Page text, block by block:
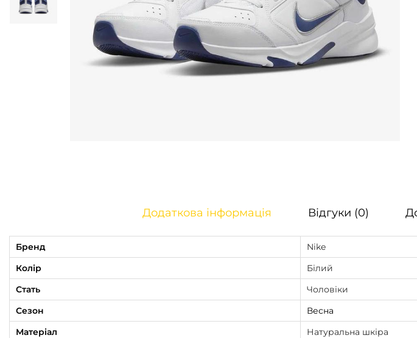
Додаткова інформація Відгуки (0)
Бренд
Nike
Колір
Білий
Стать
Чоловіки
Сезон
Весна
Матеріал
Натуральна шкіра